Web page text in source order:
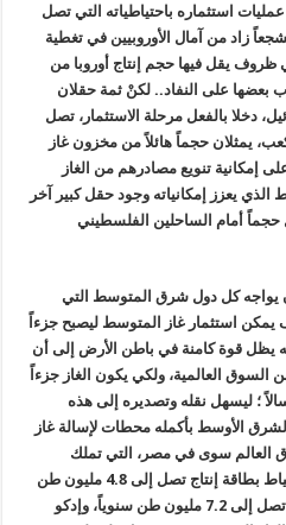
استثماره باحتياطياته التي تصل
مشجعاً زاد من آمال الأوروبيين في تغطية
ظروف يقل فيها حجم إنتاج أوروبا من
بعضها على النفاد.. لكنْ ثمة حقلان
دخلا بالفعل مرحلة الاستثمار، تصل
قدم مكعب، يمثلان حجماً هائلاً من مخزون غاز
إمكانية تنويع مصادرهم من الغاز
يعزز إمكانياته وجود حقل كبير آخر
أمام الساحلين الفلسطيني
يواجه كل دول شرق المتوسط التي
استثمار غاز المتوسط ليصبح جزءاً
يظل قوة كامنة في باطن الأرض إلى أن
السوق العالمية، ولكي يكون الغاز جزءاً
؛ ليسهل نقله وتصديره إلى هذه
الأوسط بأكمله محطات لإسالة غاز
العالم سوى في مصر، التي تملك
محطتين لإسالة الغاز، إحداها في دمياط بطاقة إنتاج تصل إلى 4.8 مليون طن
سنوياً، والثانية في إدكو بطاقة إنتاج تصل إلى 7.2 مليون طن سنوياً، وإدكو